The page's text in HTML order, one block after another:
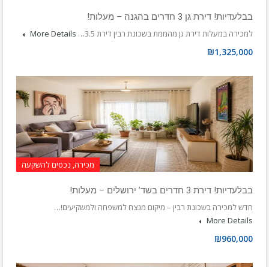
בבלעדיות! דירת גן 3 חדרים בהגנה – מעלות!
למכירה במעלות דירת גן מהממת בשכונת רבין דירת 3.5…
More Details
₪1,325,000
מכירה, נכסים להשקעה
בבלעדיות! דירת 3 חדרים בשד’ ירושלים – מעלות!
חדש למכירה בשכונת רבין – מיקום מנצח למשפחה ולמשקיעים!…
More Details
₪960,000